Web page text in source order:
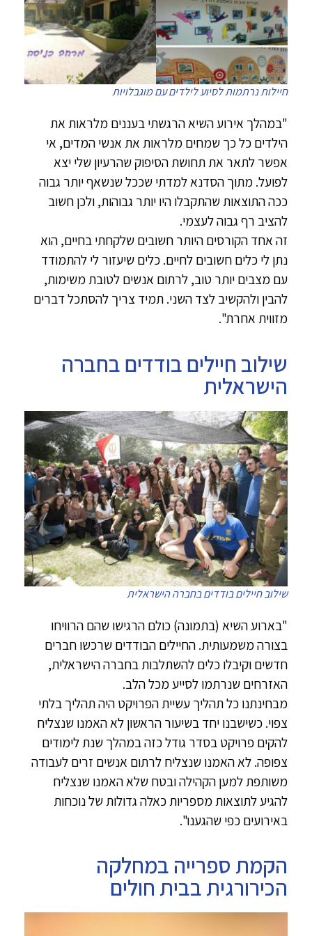
חיילות נרתמות לסיוע לילדים עם מוגבלויות
"במהלך אירוע השיא הרגשתי בעננים מלראות את
הילדים כל כך שמחים מלראות את אנשי המדים, אי
אפשר לתאר את תחושת הסיפוק שהרעיון שלי יצא
לפועל. מתוך הסדנא למדתי שככל שנשאף יותר גבוה
ככה התוצאות שהתקבלו היו יותר גבוהות, ולכן חשוב
להציב רף גבוה לעצמי.
זה אחד הקורסים היותר חשובים שלקחתי בחיים, הוא
נתן לי כלים חשובים לחיים. כלים שיעזור לי להתמודד
עם מצבים יותר טוב, לרתום אנשים לטובת משימות,
להבין ולהקשיב לצד השני. תמיד צריך להסתכל דברים
מזווית אחרת".
שילוב חיילים בודדים בחברה
הישראלית
שילוב חיילים בודדים בחברה הישראלית
"בארוע השיא (בתמונה) כולם הרגישו שהם הרוויחו
בצורה משמעותית. החיילים הבודדים שרכשו חברים
חדשים וקיבלו כלים להשתלבות בחברה הישראלית,
האזרחים שנרתמו לסייע מכל הלב.
מבחינתנו כל תהליך עשיית הפרויקט היה תהליך בלתי
צפוי. כשישבנו יחד בשיעור הראשון לא האמנו שנצליח
להקים פרויקט בסדר גודל כזה במהלך שנת לימודים
צפופה. לא האמנו שנצליח לרתום אנשים זרים לעבודה
משותפת למען הקהילה ובטח שלא האמנו שנצליח
להגיע לתוצאות מספריות כאלה גדולות של נוכחות
באירועים כפי שהגענו".
הקמת ספרייה במחלקה
הכירורגית בבית חולים